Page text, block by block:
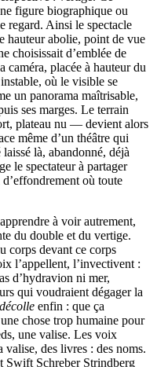
figure biographique ou
regard. Ainsi le spectacle
hauteur abolie, point de vue
choisissait d’emblée de
caméra, placée à hauteur du
où le visible se
un panorama maîtrisable,
ses marges. Le terrain
plateau nu — devient alors
même d’un théâtre qui
là, abandonné, déjà
le spectateur à partager
où toute
à voir autrement,
du double et du vertige.
corps devant ce corps
l’appellent, l’invectivent :
d’hydravion ni mer,
qui voudraient dégager la
décolle enfin : que ça
chose trop humaine pour
une valise. Les voix
valise, des livres : des noms.
Swift Schreber Strindberg